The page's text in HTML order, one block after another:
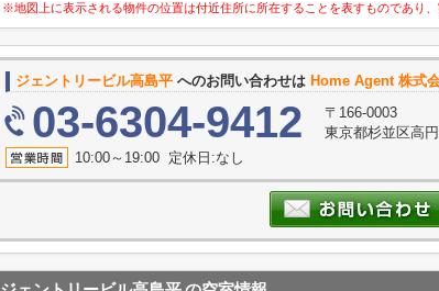
※地図上に表示される物件の位置は付近住所に所在することを表すものであり
ジェントリービル高島平 へのお問い合わせは Home Agent 株式
03-6304-9412
〒166-0003
東京都杉並区高
10:00～19:00 定休日:なし